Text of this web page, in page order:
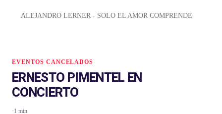
ALEJANDRO LERNER - SOLO EL AMOR COMPRENDE
EVENTOS CANCELADOS
ERNESTO PIMENTEL EN
CONCIERTO
·1 min